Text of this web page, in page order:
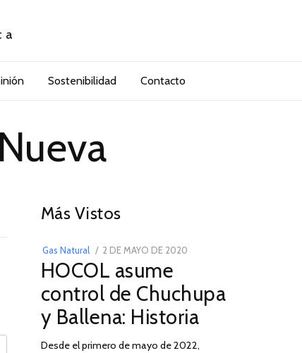
Sostenibilidad Contacto
Más Vistos
Gas Natural
POSTED
ON
2 DE MAYO DE 2020
DE
2026
HOCOL asume
control de Chuchupa
y Ballena: Historia
Desde el primero de mayo de 2022,